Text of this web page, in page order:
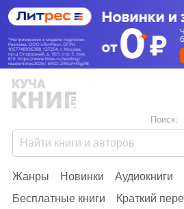
Жанры Новинки Аудиокниги
Бесплатные книги
Краткий
Поиск: